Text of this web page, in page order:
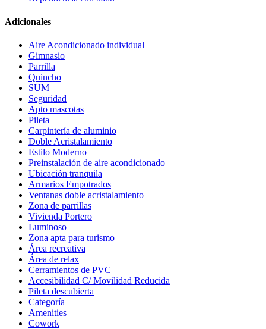
Adicionales
Aire Acondicionado individual
Gimnasio
Parrilla
Quincho
SUM
Seguridad
Apto mascotas
Pileta
Carpintería de aluminio
Doble Acristalamiento
Estilo Moderno
Preinstalación de aire acondicionado
Ubicación tranquila
Armarios Empotrados
Ventanas doble acristalamiento
Zona de parrillas
Vivienda Portero
Luminoso
Zona apta para turismo
Área recreativa
Área de relax
Cerramientos de PVC
Accesibilidad C/ Movilidad Reducida
Pileta descubierta
Categoría
Amenities
Cowork